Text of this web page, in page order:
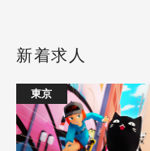
新着求人
東京